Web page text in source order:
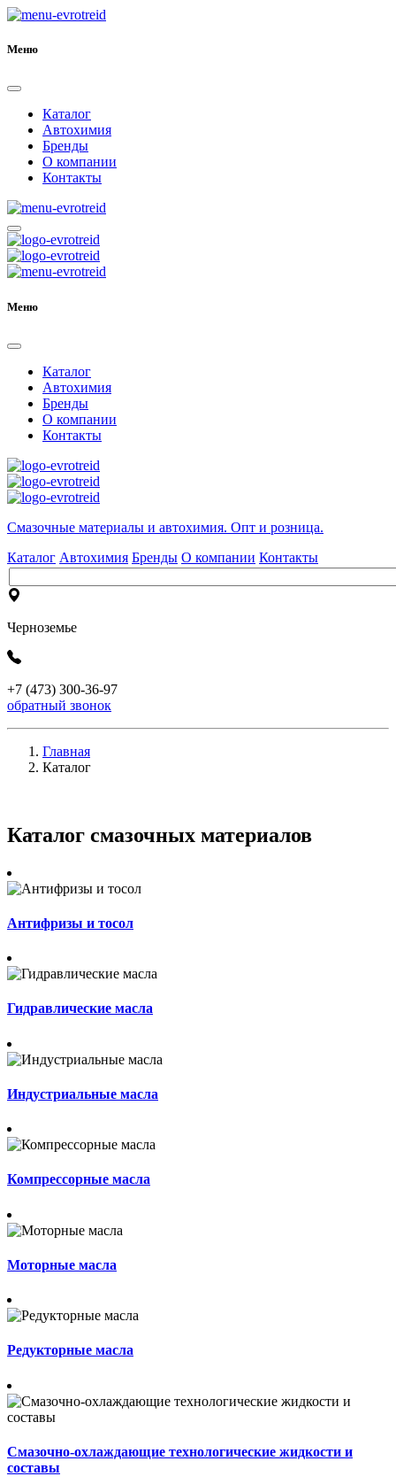
Меню
Каталог
Автохимия
Бренды
О компании
Контакты
Меню
Каталог
Автохимия
Бренды
О компании
Контакты
Cмазочные материалы и автохимия. Опт и розница.
Каталог Автохимия Бренды О компании Контакты
Черноземье
+7 (473) 300-36-97
обратный звонок
Главная
Каталог
Каталог смазочных материалов
Антифризы и тосол
Гидравлические масла
Индустриальные масла
Компрессорные масла
Моторные масла
Редукторные масла
Смазочно-охлаждающие технологические жидкости и
составы